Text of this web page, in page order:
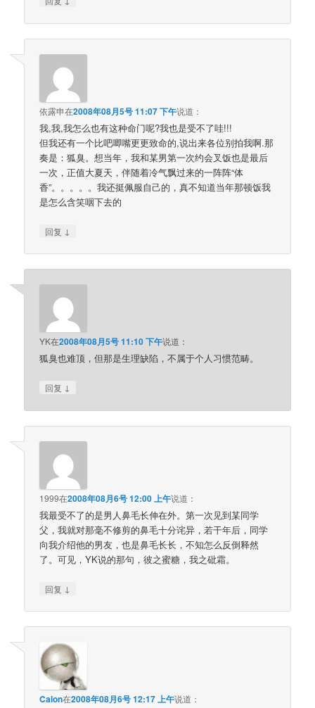
依露申在2008年08月5号 11:07 下午说道：
我,我,我怎么也有这种命门呢?我也是受不了哇!!!
但我还有一个比吧唧嘴更更致命的,说出来各位别拍我啊.那
奏是：狐臭。想当年，我和某男第一次约会叉饭也是最后
一次，正值大夏天，伴随着冷气飘过来的一阵阵“体
香”。。。。。我还挺佩服自己的，真不知道当年那顿饭我
是怎么含笑咽下去的
回复 ↓
YK在2008年08月5号 11:10 下午说道：
狐臭也难顶，但那是生理缺陷，不属于个人习惯范畴。
回复 ↓
1999在2008年08月6号 12:00 上午说道：
我最受不了的是男人鼻毛长伸在外。第一次见到某同学
父，我就对那毫不修剪的鼻毛十分诧异，若干年后，同学
向我介绍他的男友，也是鼻毛长长，不知怎么反倒释然
了。可见，YK说的那句，彼之蜜糖，我之砒霜。
回复 ↓
Calon在2008年08月6号 12:17 上午说道：